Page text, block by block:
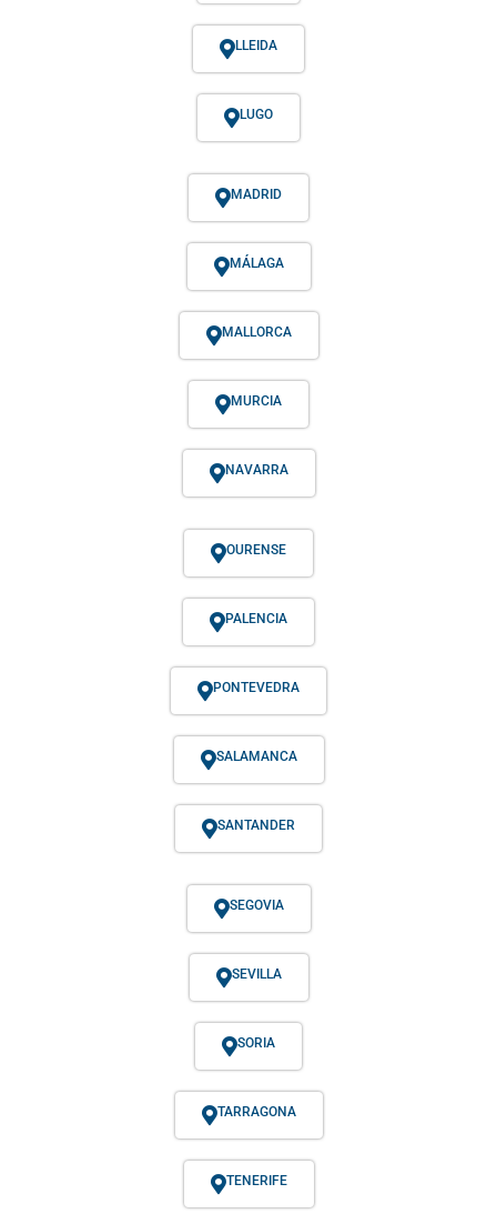
LLEIDA
LUGO
MADRID
MÁLAGA
MALLORCA
MURCIA
NAVARRA
OURENSE
PALENCIA
PONTEVEDRA
SALAMANCA
SANTANDER
SEGOVIA
SEVILLA
SORIA
TARRAGONA
TENERIFE